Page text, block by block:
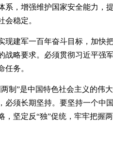
系，增强维护国家安全能力，
会稳定。
现建军一百年奋斗目标，加快
战略要求。必须贯彻习近平强
任务。
制”是中国特色社会主义的伟
必须长期坚持。要坚持一个中
，坚定反“独”促统，牢牢把握